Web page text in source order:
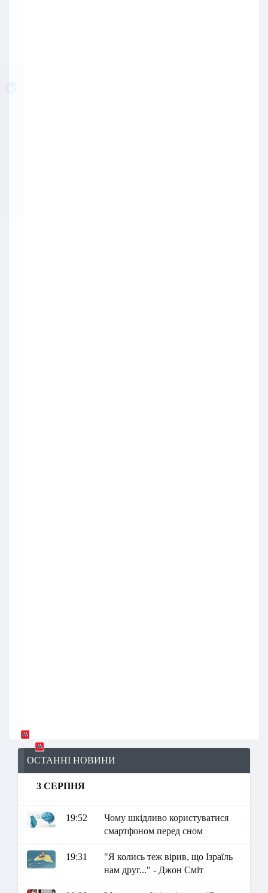
ОСТАННІ НОВИНИ
3 СЕРПНЯ
19:52
Чому шкідливо користуватися
смартфоном перед сном
19:31
"Я колись теж вірив, що Ізраїль
нам друг..." - Джон Сміт